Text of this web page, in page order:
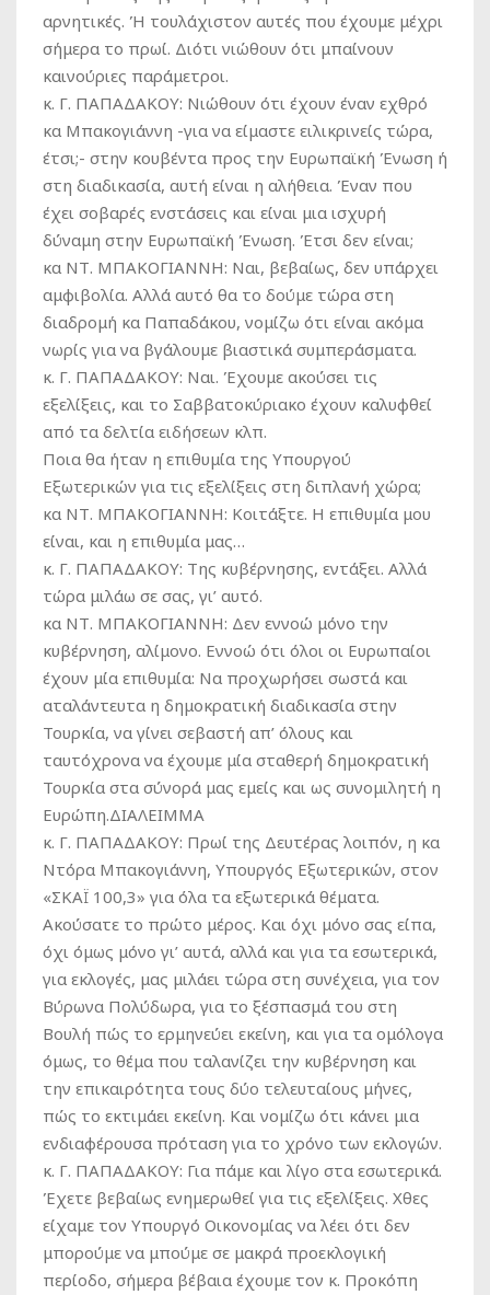
αρνητικές. Ή τουλάχιστον αυτές που έχουμε μέχρι
σήμερα το πρωί. Διότι νιώθουν ότι μπαίνουν
καινούριες παράμετροι.
κ. Γ. ΠΑΠΑΔΑΚΟΥ: Νιώθουν ότι έχουν έναν εχθρό
κα Μπακογιάννη -για να είμαστε ειλικρινείς τώρα,
έτσι;- στην κουβέντα προς την Ευρωπαϊκή Ένωση ή
στη διαδικασία, αυτή είναι η αλήθεια. Έναν που
έχει σοβαρές ενστάσεις και είναι μια ισχυρή
δύναμη στην Ευρωπαϊκή Ένωση. Έτσι δεν είναι;
κα ΝΤ. ΜΠΑΚΟΓΙΑΝΝΗ: Ναι, βεβαίως, δεν υπάρχει
αμφιβολία. Αλλά αυτό θα το δούμε τώρα στη
διαδρομή κα Παπαδάκου, νομίζω ότι είναι ακόμα
νωρίς για να βγάλουμε βιαστικά συμπεράσματα.
κ. Γ. ΠΑΠΑΔΑΚΟΥ: Ναι. Έχουμε ακούσει τις
εξελίξεις, και το Σαββατοκύριακο έχουν καλυφθεί
από τα δελτία ειδήσεων κλπ.
Ποια θα ήταν η επιθυμία της Υπουργού
Εξωτερικών για τις εξελίξεις στη διπλανή χώρα;
κα ΝΤ. ΜΠΑΚΟΓΙΑΝΝΗ: Κοιτάξτε. Η επιθυμία μου
είναι, και η επιθυμία μας…
κ. Γ. ΠΑΠΑΔΑΚΟΥ: Της κυβέρνησης, εντάξει. Αλλά
τώρα μιλάω σε σας, γι’ αυτό.
κα ΝΤ. ΜΠΑΚΟΓΙΑΝΝΗ: Δεν εννοώ μόνο την
κυβέρνηση, αλίμονο. Εννοώ ότι όλοι οι Ευρωπαίοι
έχουν μία επιθυμία: Να προχωρήσει σωστά και
αταλάντευτα η δημοκρατική διαδικασία στην
Τουρκία, να γίνει σεβαστή απ’ όλους και
ταυτόχρονα να έχουμε μία σταθερή δημοκρατική
Τουρκία στα σύνορά μας εμείς και ως συνομιλητή η
Ευρώπη.ΔΙΑΛΕΙΜΜΑ
κ. Γ. ΠΑΠΑΔΑΚΟΥ: Πρωί της Δευτέρας λοιπόν, η κα
Ντόρα Μπακογιάννη, Υπουργός Εξωτερικών, στον
«ΣΚΑΪ 100,3» για όλα τα εξωτερικά θέματα.
Ακούσατε το πρώτο μέρος. Και όχι μόνο σας είπα,
όχι όμως μόνο γι’ αυτά, αλλά και για τα εσωτερικά,
για εκλογές, μας μιλάει τώρα στη συνέχεια, για τον
Βύρωνα Πολύδωρα, για το ξέσπασμά του στη
Βουλή πώς το ερμηνεύει εκείνη, και για τα ομόλογα
όμως, το θέμα που ταλανίζει την κυβέρνηση και
την επικαιρότητα τους δύο τελευταίους μήνες,
πώς το εκτιμάει εκείνη. Και νομίζω ότι κάνει μια
ενδιαφέρουσα πρόταση για το χρόνο των εκλογών.
κ. Γ. ΠΑΠΑΔΑΚΟΥ: Για πάμε και λίγο στα εσωτερικά.
Έχετε βεβαίως ενημερωθεί για τις εξελίξεις. Χθες
είχαμε τον Υπουργό Οικονομίας να λέει ότι δεν
μπορούμε να μπούμε σε μακρά προεκλογική
περίοδο, σήμερα βέβαια έχουμε τον κ. Προκόπη